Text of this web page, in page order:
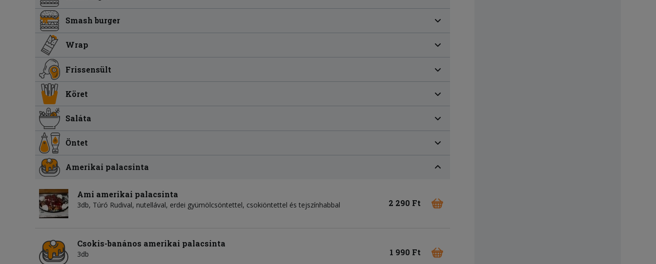
Smash burger
Wrap
Frissensült
Köret
Saláta
Öntet
Amerikai palacsinta
Ami amerikai palacsinta
3db, Túró Rudival, nutellával, erdei gyümölcsöntettel, csokiöntettel és tejszínhabbal 2 290 Ft
Csokis-banános amerikai palacsinta
3db 1 990 Ft